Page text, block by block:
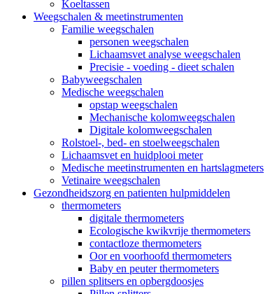
Koeltassen
Weegschalen & meetinstrumenten
Familie weegschalen
personen weegschalen
Lichaamsvet analyse weegschalen
Precisie - voeding - dieet schalen
Babyweegschalen
Medische weegschalen
opstap weegschalen
Mechanische kolomweegschalen
Digitale kolomweegschalen
Rolstoel-, bed- en stoelweegschalen
Lichaamsvet en huidplooi meter
Medische meetinstrumenten en hartslagmeters
Vetinaire weegschalen
Gezondheidszorg en patienten hulpmiddelen
thermometers
digitale thermometers
Ecologische kwikvrije thermometers
contactloze thermometers
Oor en voorhoofd thermometers
Baby en peuter thermometers
pillen splitsers en opbergdoosjes